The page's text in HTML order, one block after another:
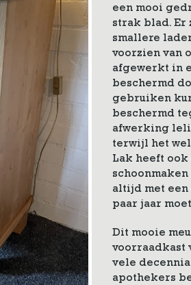
een mooi
strak blad. Er
smallere
voorzien van
afgewerkt in
beschermd
gebruiken
beschermd
afwerking
terwijl het
Lak heeft
altijd met een
paar jaar
Dit mooie
voorraadkast
vele
apothekers